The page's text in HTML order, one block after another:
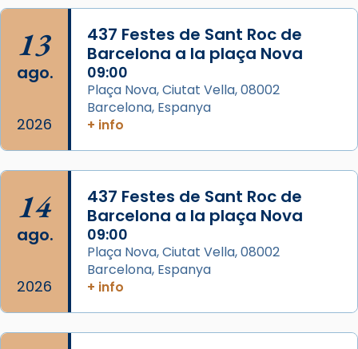
Josep Omella, ha presidit la missa i l’ha
concelebrat el bisbe auxiliar de Barcelona,
Mons. David Abadías.
📸 Dr. G. Simón
Arquebisbat de Barcelona
2 weeks ago
Memòria de les santes Juliana i
Semproniana, verges i màrtirs.
Acompanyant la història de sant Cugat, a
partir de l’Edat Mitjana sorgeix la tradició
que les santes Juliana (“relatiu a Júlia”) i
13
ago.
2026
437 Festes de Sant Roc de
Barcelona a la plaça Nova
09:00
Plaça Nova, Ciutat Vella, 08002
Barcelona, Espanya
+ info
14
ago.
2026
437 Festes de Sant Roc de
Barcelona a la plaça Nova
09:00
Plaça Nova, Ciutat Vella, 08002
Barcelona, Espanya
+ info